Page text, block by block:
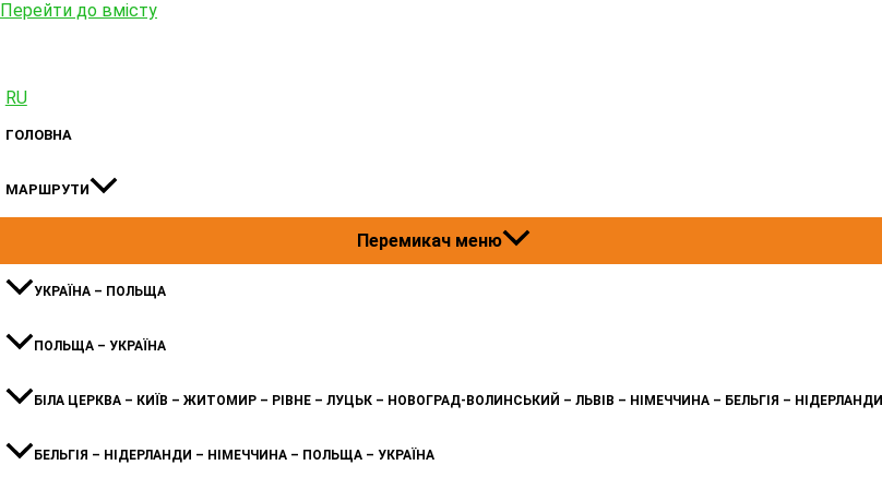
Перейти до вмісту
RU
ГОЛОВНА
МАРШРУТИ
Перемикач меню
УКРАЇНА – ПОЛЬЩА
ПОЛЬЩА – УКРАЇНА
БІЛА ЦЕРКВА – КИЇВ – ЖИТОМИР – РІВНЕ – ЛУЦЬК – НОВОГРАД-ВОЛИНСЬКИЙ – ЛЬВІВ – НІМЕЧЧИНА – БЕЛЬГІЯ – НІДЕРЛАНДИ
БЕЛЬГІЯ – НІДЕРЛАНДИ – НІМЕЧЧИНА – ПОЛЬЩА – УКРАЇНА